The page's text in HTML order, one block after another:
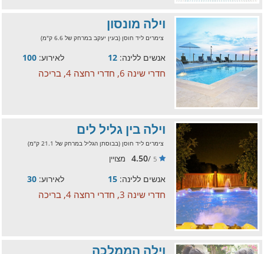
וילה מונסון
צימרים ליד חוסן (בעין יעקב במרחק של 6.6 ק"מ)
אנשים ללינה: 12 לאירוע: 100
חדרי שינה 6, חדרי רחצה 4, בריכה
וילה בין גליל לים
צימרים ליד חוסן (בבוסתן הגליל במרחק של 21.1 ק"מ)
5
/
4.50 מצויין
אנשים ללינה: 15 לאירוע: 30
חדרי שינה 3, חדרי רחצה 4, בריכה
וילה הממלכה